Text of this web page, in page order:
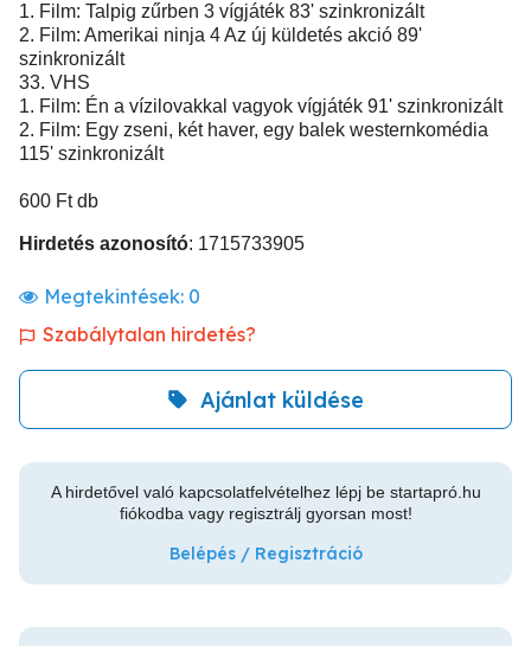
1. Film: Talpig zűrben 3 vígjáték 83' szinkronizált
2. Film: Amerikai ninja 4 Az új küldetés akció 89'
szinkronizált
33. VHS
1. Film: Én a vízilovakkal vagyok vígjáték 91' szinkronizált
2. Film: Egy zseni, két haver, egy balek westernkomédia
115' szinkronizált
600 Ft db
Hirdetés azonosító: 1715733905
Megtekintések: 0
Szabálytalan hirdetés?
Ajánlat küldése
A hirdetővel való kapcsolatfelvételhez lépj be startapró.hu
fiókodba vagy regisztrálj gyorsan most!
Belépés / Regisztráció